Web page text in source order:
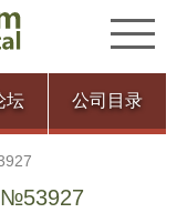
坛 公司目录
№53927